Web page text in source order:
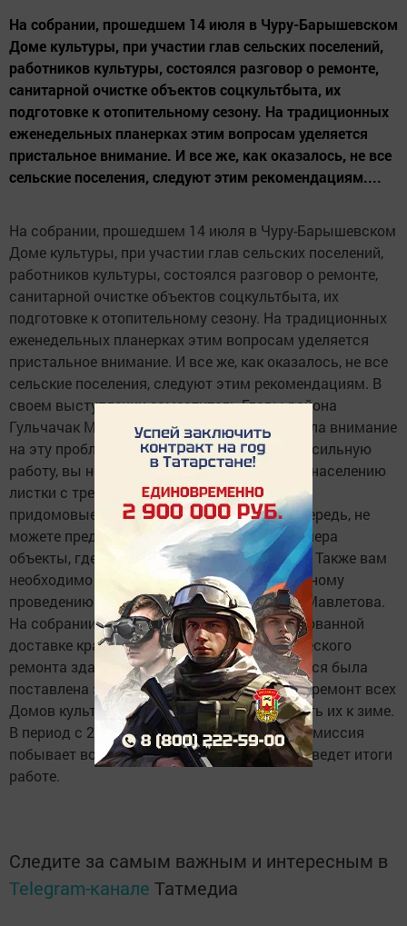
На собрании, прошедшем 14 июля в Чуру-Барышевском
Доме культуры, при участии глав сельских поселений,
работников культуры, состоялся разговор о ремонте,
санитарной очистке объектов соцкультбыта, их
подготовке к отопительному сезону. На традиционных
еженедельных планерках этим вопросам уделяется
пристальное внимание. И все же, как оказалось, не все
сельские поселения, следуют этим рекомендациям....
На собрании, прошедшем 14 июля в Чуру-Барышевском
Доме культуры, при участии глав сельских поселений,
работников культуры, состоялся разговор о ремонте,
санитарной очистке объектов соцкультбыта, их
подготовке к отопительному сезону. На традиционных
еженедельных планерках этим вопросам уделяется
пристальное внимание. И все же, как оказалось, не все
сельские поселения, следуют этим рекомендациям. В
своем выступлении заместитель Главы района
Гульчачак Мавлетова еще раз акцентировала внимание
на эту проблему. «Поражает то, что даже посильную
работу, вы не желаете делать. Вы раздаете населению
листки с требованиями привести в порядок
придомовые территории, а сами, в свою очередь, не
можете предъявить людям в качестве примера
объекты, где царил бы идеальный порядок. Также вам
необходимо наладить работу по еженедельному
проведению санитарного дня», - сказала Г. Мавлетова.
На собрании было договорено о централизованной
доставке красок для проведения косметического
ремонта зданий клубов. Перед собравшимися была
поставлена задача завершить к 25 августа ремонт всех
Домов культуры, клубов района, подготовить их к зиме.
В период с 20 по 24 августа специальная комиссия
побывает во всех сельских поселениях, подведет итоги
работе.
Следите за самым важным и интересным в
Telegram-канале Татмедиа